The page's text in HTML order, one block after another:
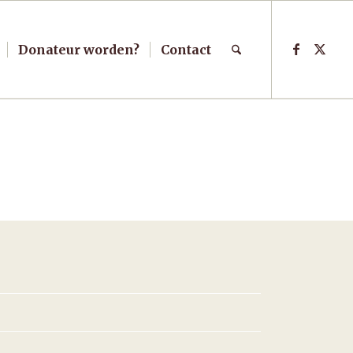
Donateur worden? Contact